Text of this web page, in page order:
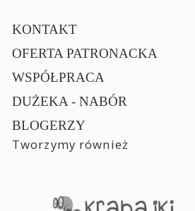
KONTAKT
OFERTA PATRONACKA
WSPÓŁPRACA
DUŻEKA - NABÓR
BLOGERZY
Tworzymy również